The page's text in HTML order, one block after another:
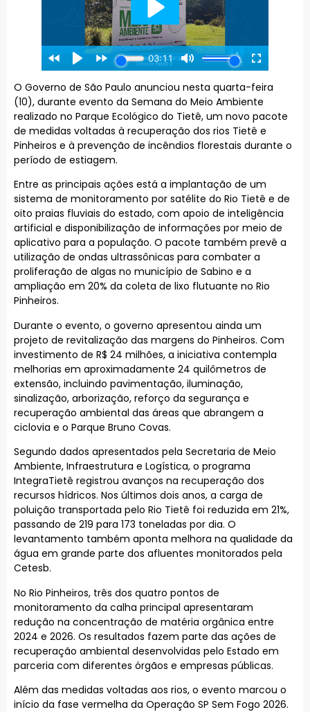
O Governo de São Paulo anunciou nesta quarta-feira
(10), durante evento da Semana do Meio Ambiente
realizado no Parque Ecológico do Tietê, um novo pacote
de medidas voltadas à recuperação dos rios Tietê e
Pinheiros e à prevenção de incêndios florestais durante o
período de estiagem.
Entre as principais ações está a implantação de um
sistema de monitoramento por satélite do Rio Tietê e de
oito praias fluviais do estado, com apoio de inteligência
artificial e disponibilização de informações por meio de
aplicativo para a população. O pacote também prevê a
utilização de ondas ultrassônicas para combater a
proliferação de algas no município de Sabino e a
ampliação em 20% da coleta de lixo flutuante no Rio
Pinheiros.
Durante o evento, o governo apresentou ainda um
projeto de revitalização das margens do Pinheiros. Com
investimento de R$ 24 milhões, a iniciativa contempla
melhorias em aproximadamente 24 quilômetros de
extensão, incluindo pavimentação, iluminação,
sinalização, arborização, reforço da segurança e
recuperação ambiental das áreas que abrangem a
ciclovia e o Parque Bruno Covas.
Segundo dados apresentados pela Secretaria de Meio
Ambiente, Infraestrutura e Logística, o programa
IntegraTietê registrou avanços na recuperação dos
recursos hídricos. Nos últimos dois anos, a carga de
poluição transportada pelo Rio Tietê foi reduzida em 21%,
passando de 219 para 173 toneladas por dia. O
levantamento também aponta melhora na qualidade da
água em grande parte dos afluentes monitorados pela
Cetesb.
No Rio Pinheiros, três dos quatro pontos de
monitoramento da calha principal apresentaram
redução na concentração de matéria orgânica entre
2024 e 2026. Os resultados fazem parte das ações de
recuperação ambiental desenvolvidas pelo Estado em
parceria com diferentes órgãos e empresas públicas.
Além das medidas voltadas aos rios, o evento marcou o
início da fase vermelha da Operação SP Sem Fogo 2026.